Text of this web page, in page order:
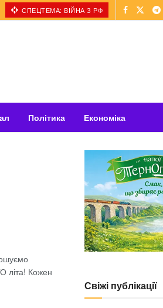
СПЕЦТЕМА: ВІЙНА З РФ
Політика Економіка
літа! Кожен
Свіжі публікації